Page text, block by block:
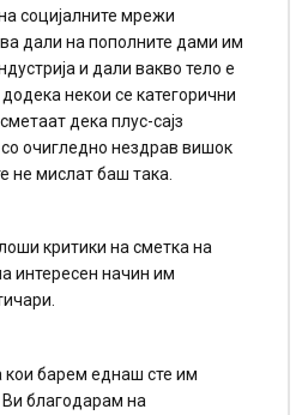
социјалните мрежи
дали на пополните дами им
и дали вакво тело е
некои се категорични
дека плус-сајз
очигледно нездрав вишок
не мислат баш така.
критики на сметка на
интересен начин им
кои барем еднаш сте им
благодарам на